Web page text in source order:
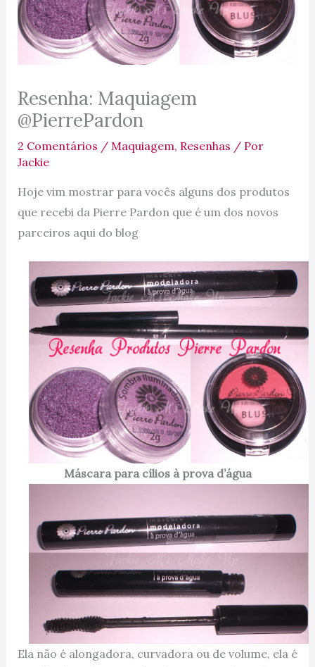
Resenha: Maquiagem
@PierrePardon
2 Comentários / Maquiagem, Resenhas / Por
Jackie
Hoje vim mostrar para vocês alguns dos produtos
que recebi da Pierre Pardon que é um dos novos
parceiros aqui do blog
Máscara para cílios à prova d’água
Ela não é alongadora, curvadora ou de volume, ela é